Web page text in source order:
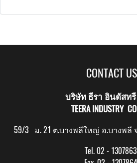
CONTACT US
บริษัท ธีรา อินดัสท
TEERA INDUSTRY
59/3 ม. 21 ต.บางพลีใหญ่ อ.บางพลี
Tel. 02 - 1307863